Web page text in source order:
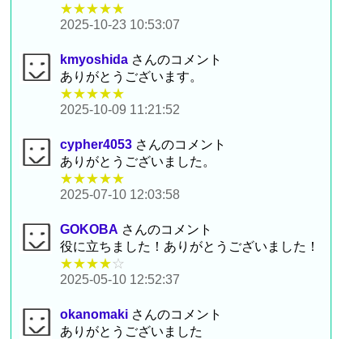
★★★★★
2025-10-23 10:53:07
kmyoshida さんのコメント
ありがとうございます。
★★★★★
2025-10-09 11:21:52
cypher4053 さんのコメント
ありがとうございました。
★★★★★
2025-07-10 12:03:58
GOKOBA さんのコメント
役に立ちました！ありがとうございました！
★★★★☆
2025-05-10 12:52:37
okanomaki さんのコメント
ありがとうございました